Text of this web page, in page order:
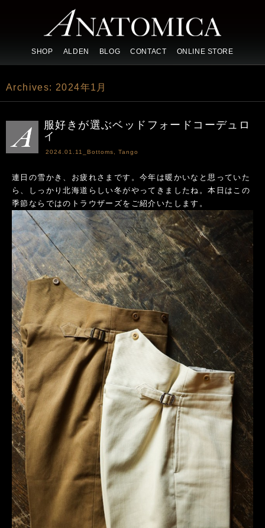
SHOP ALDEN BLOG CONTACT ONLINE STORE
Archives: 2024年1月
服好きが選ぶベッドフォードコーデュロ
イ
2024.01.11_ Bottoms Tango
連日の雪かき、お疲れさまです。今年は暖かいなと思っていた
ら、しっかり北海道らしい冬がやってきましたね。本日はこの
季節ならではのトラウザーズをご紹介いたします。